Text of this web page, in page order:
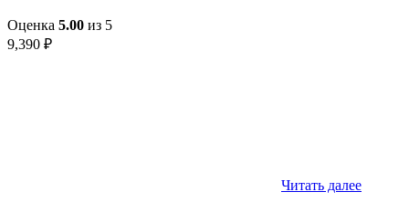
Оценка 5.00 из 5
9,390 ₽
Читать далее